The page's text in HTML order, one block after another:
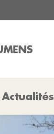
Actualités